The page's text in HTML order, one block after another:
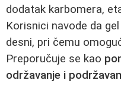
dodatak karbomera,
Korisnici navode da
desni, pri čemu
Preporučuje se kao
održavanje i